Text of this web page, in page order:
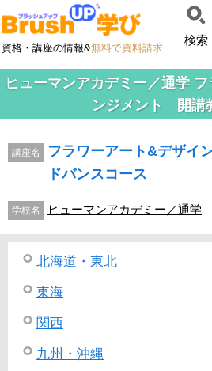
資格・講座の情報&無料で資料請求
検索
ヒューマンアカデミー／通学
ンジメント 開講
講座名
フラワーアート&デザイ
ドバンスコース
学校名 ヒューマンアカデミー／通学
北海道・東北
東海
関西
九州・沖縄